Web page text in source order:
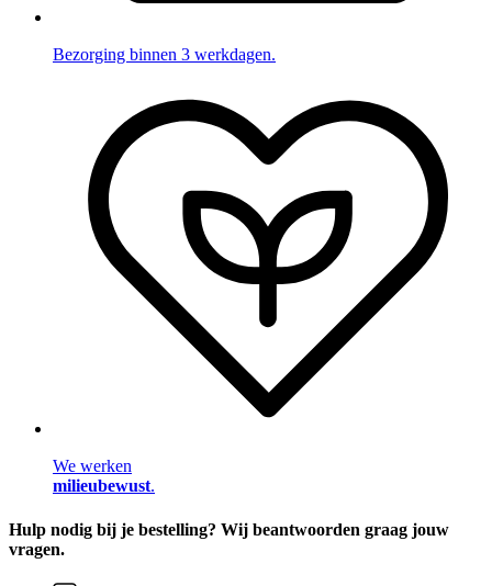
Bezorging binnen 3 werkdagen.
We werken
milieubewust.
Hulp nodig bij je bestelling? Wij beantwoorden graag jouw
vragen.